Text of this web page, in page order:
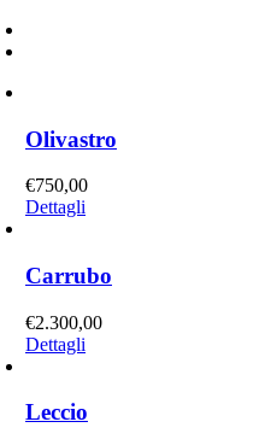
Olivastro
€750,00
Dettagli
Carrubo
€2.300,00
Dettagli
Leccio